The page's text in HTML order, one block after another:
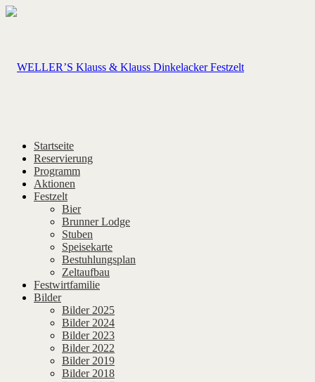
Startseite
Reservierung
Programm
Aktionen
Festzelt
Bier
Brunner Lodge
Stuben
Speisekarte
Bestuhlungsplan
Zeltaufbau
Festwirtfamilie
Bilder
Bilder 2025
Bilder 2024
Bilder 2023
Bilder 2022
Bilder 2019
Bilder 2018